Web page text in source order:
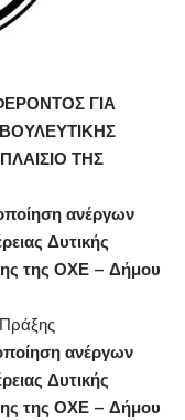
ΓΙΑ
ΤΗΣ
ανέργων
Δυτικής
της ΟΧΕ – Δήμου
ανέργων
Δυτικής
της ΟΧΕ – Δήμου